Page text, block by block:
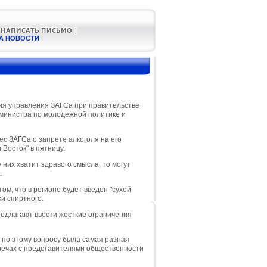
НОВОСТИ
ЗАГСа при правительстве
по молодежной политике и
ЗАГСа о запрете алкоголя на его
в пятницу.
хватит здравого смысла, то могут
что в регионе будет введен "сухой
спиртного.
ввести жесткие ограничения
этому вопросу была самая разная
с представителями общественности